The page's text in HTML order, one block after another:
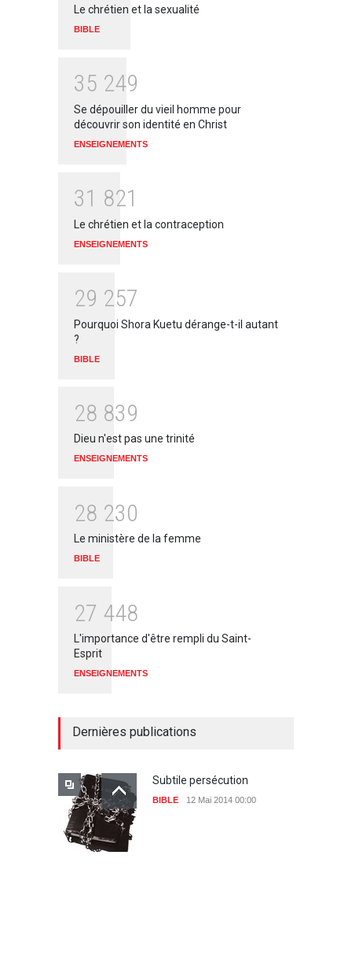
Le chrétien et la sexualité
BIBLE
35 249
Se dépouiller du vieil homme pour
découvrir son identité en Christ
ENSEIGNEMENTS
31 821
Le chrétien et la contraception
ENSEIGNEMENTS
29 257
Pourquoi Shora Kuetu dérange-t-il autant
?
BIBLE
28 839
Dieu n'est pas une trinité
ENSEIGNEMENTS
28 230
Le ministère de la femme
BIBLE
27 448
L'importance d'être rempli du Saint-
Esprit
ENSEIGNEMENTS
Dernières publications
Subtile persécution
BIBLE 12 Mai 2014 00:00